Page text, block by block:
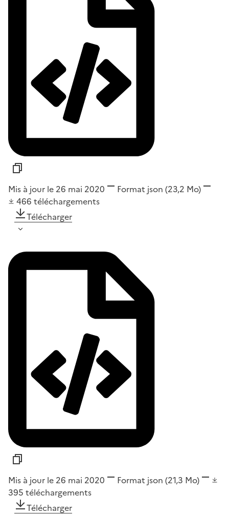
Mis à jour le 26 mai 2020 Format json (23,2 Mo)
466 téléchargements
Télécharger
Mis à jour le 26 mai 2020 Format json (21,3 Mo)
395 téléchargements
Télécharger